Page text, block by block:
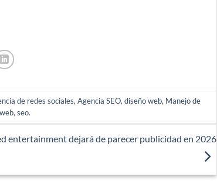
de redes sociales, Agencia SEO, diseño web, Manejo de
, seo.
entertainment dejará de parecer publicidad en 2026